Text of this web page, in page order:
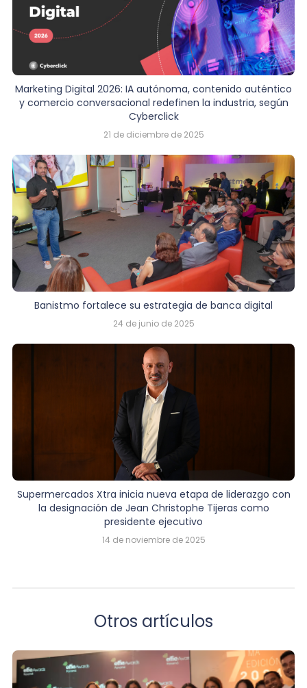
Marketing Digital 2026: IA autónoma, contenido auténtico
y comercio conversacional redefinen la industria, según
Cyberclick
21 de diciembre de 2025
Banistmo fortalece su estrategia de banca digital
24 de junio de 2025
Supermercados Xtra inicia nueva etapa de liderazgo con
la designación de Jean Christophe Tijeras como
presidente ejecutivo
14 de noviembre de 2025
Otros artículos